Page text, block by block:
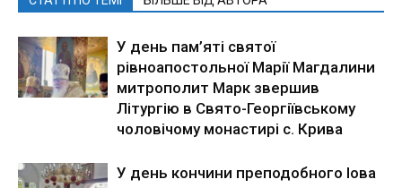
У день пам’яті святої
рівноапостольної Марії Магдалини
митрополит Марк звершив
Літургію в Свято-Георгіївському
чоловічому монастирі с. Крива
У день кончини преподобного Іова